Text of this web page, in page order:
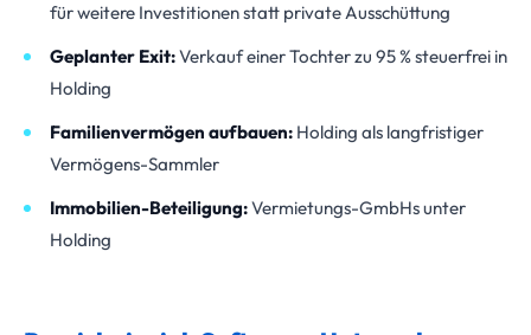
für weitere Investitionen statt private Ausschüttung
Geplanter Exit:Verkauf einer Tochter zu 95 % steuerfrei in
Holding
Familienvermögen aufbauen: Holding als langfristiger
Vermögens-Sammler
Immobilien-Beteiligung:Vermietungs-GmbHs unter
Holding